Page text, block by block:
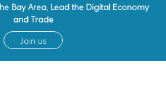
Bay Area, Lead the Digital Economy
and Trade
Join us